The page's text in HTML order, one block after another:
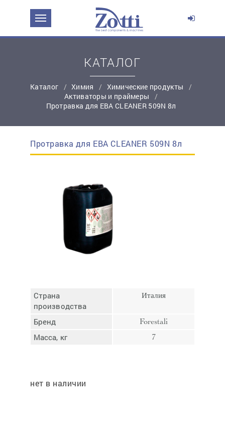
КАТАЛОГ
Каталог Химия
Химические продукты
Активаторы и праймеры
Протравка для ЕВА CLEANER 509N 8л
Протравка для ЕВА CLEANER 509N 8л
Страна
производства
Италия
Бренд Forestali
Масса, кг 7
нет в наличии
ЗАДАТЬ ВОПРОС О ПРОДУКТЕ
Эл. почта:*
Контактный телефон:*